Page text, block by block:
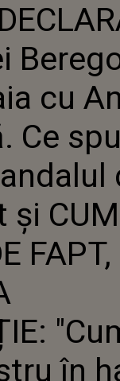
DUPĂ
CE
AR FI
"CUM
ĂSTA?
cu
Ce
FAPT,
în